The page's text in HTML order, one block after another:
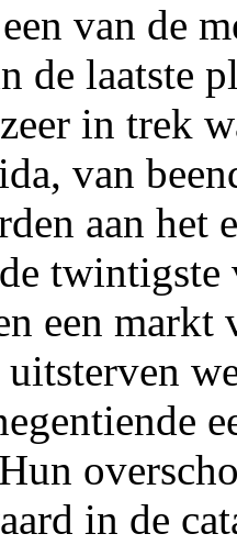
van de
de laatste
in trek
van
aan het
een markt
uitsterven
in de